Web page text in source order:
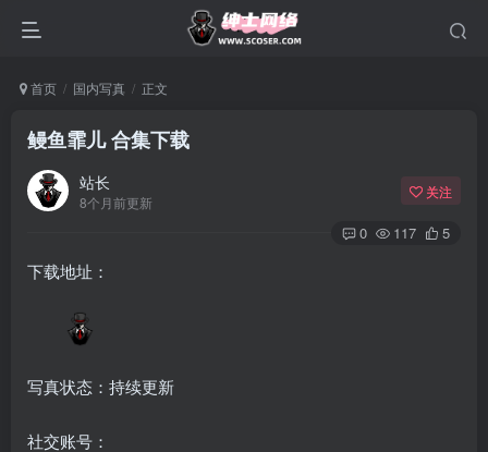
首页 国内写真 正文
鳗鱼霏儿 合集下载
站长
8个月前更新
关注
0 117 5
下载地址：
写真状态：持续更新
社交账号：